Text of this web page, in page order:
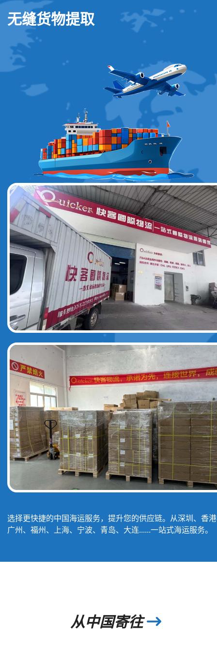
无缝货物提取
选择更快捷的中国海运服务，提升您的供应链。从深圳、香
广州、福州、上海、宁波、青岛、大连......一站式海运服务。
从中国寄往